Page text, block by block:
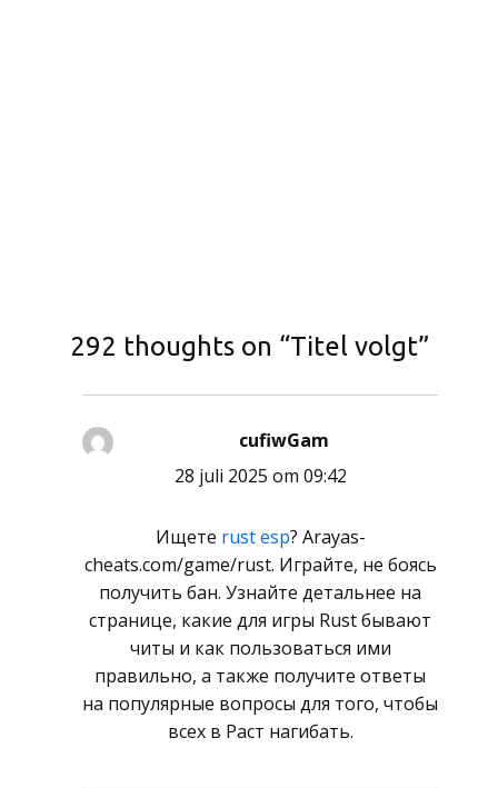
292 thoughts on “Titel volgt”
cufiwGam
28 juli 2025 om 09:42
Ищете rust esp? Arayas-
cheats.com/game/rust. Играйте, не боясь
получить бан. Узнайте детальнее на
странице, какие для игры Rust бывают
читы и как пользоваться ими
правильно, а также получите ответы
на популярные вопросы для того, чтобы
всех в Раст нагибать.